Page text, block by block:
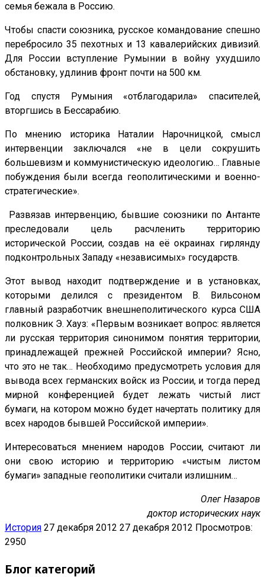
семья бежала в Россию.
Чтобы спасти союзника, русское командование спешно
перебросило 35 пехотных и 13 кавалерийских дивизий.
Для России вступление Румынии в войну ухудшило
обстановку, удлинив фронт почти на 500 км.
Год спустя Румыния «отблагодарила» спасителей,
вторгшись в Бессарабию.
По мнению историка Наталии Нарочницкой, смысл
интервенции заключался «не в цели сокрушить
большевизм и коммунистическую идеологию… Главные
побуждения были всегда геополитическими и военно-
стратегические».
Развязав интервенцию, бывшие союзники по Антанте
преследовали цель расчленить территорию
исторической России, создав на её окраинах гирлянду
подконтрольных Западу «независимых» государств.
Этот вывод находит подтверждение и в установках,
которыми делился с президентом В. Вильсоном
главный разработчик внешнеполитического курса США
полковник Э. Хауз: «Первым возникает вопрос: является
ли русская территория синонимом понятия территории,
принадлежащей прежней Российской империи? Ясно,
что это не так… Необходимо предусмотреть условия для
вывода всех германских войск из России, и тогда перед
мирной конференцией будет лежать чистый лист
бумаги, на котором можно будет начертать политику для
всех народов бывшей Российской империи».
Интересоваться мнением народов России, считают ли
они свою историю и территорию «чистым листом
бумаги» западные геополитики считали излишним…
Олег Назаров
доктор исторических наук
История 27 декабря 2012 27 декабря 2012 Просмотров:
2950
Блог категорий